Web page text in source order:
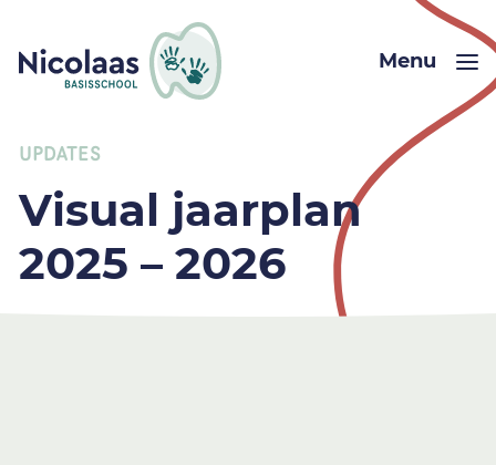
Menu
UPDATES
Visual jaarplan
2025 – 2026